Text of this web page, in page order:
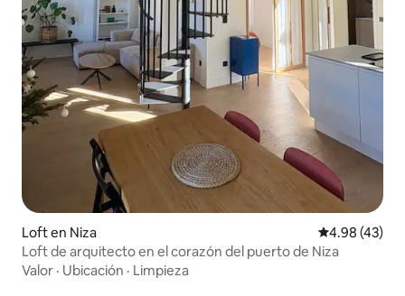
Loft en Niza Calificación
4.98 (43)
Loft de arquitecto en el corazón del puerto de Niza
Valor · Ubicación · Limpieza